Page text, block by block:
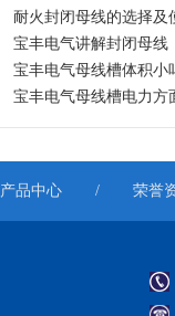
耐火封闭母线的选择及
宝丰电气讲解封闭母线
宝丰电气母线槽体积小
宝丰电气母线槽电力方
产品中心 / 荣誉